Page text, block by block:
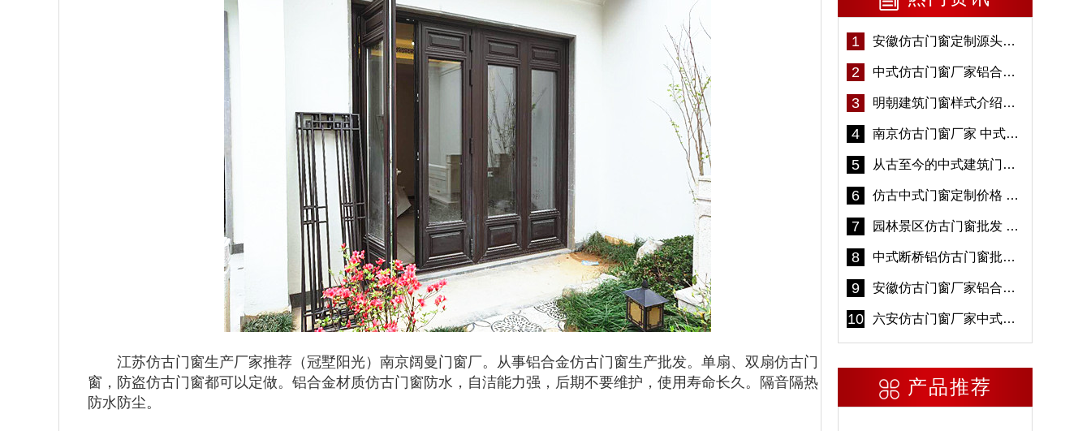
江苏仿古门窗生产厂家推荐（冠墅阳光）南京阔曼门窗厂。从事铝合金仿古门窗生产批发。单扇、双扇仿古门
窗，防盗仿古门窗都可以定做。铝合金材质仿古门窗防水，自洁能力强，后期不要维护，使用寿命长久。
隔音隔热
防水防尘。
1 安徽仿古门窗定制源头厂家 好打理免维护-冠墅阳光
2 中式仿古门窗厂家铝合金仿古门窗定制 5年质保
3 明朝建筑门窗样式介绍——冠墅阳光
4 南京仿古门窗厂家 中式仿古门窗定制 节能防水
5 从古至今的中式建筑门窗到底有多美「冠墅阳光」
6 仿古中式门窗定制价格 铝合金仿古门窗报价
7 园林景区仿古门窗批发 铝合金仿古门窗采购-冠墅阳光
8 中式断桥铝仿古门窗批发 冠墅阳光仿古门窗 6000平米实体工厂
9 安徽仿古门窗厂家铝合金仿古门窗批发 免费设计出货快
10 六安仿古门窗厂家中式仿古门窗制作 6000平米源头厂家
产品推荐